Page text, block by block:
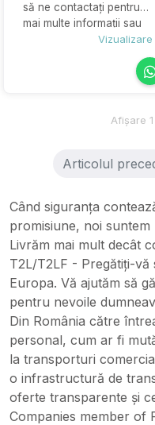
să ne contactați pentru
mai multe informații sau
pentru a face oVizualizare
Afișare
Articolul
Când siguranța
promisiune, noi
Livrăm mai mult decât
T2L/T2LF - Pregătiți-
Europa. Vă ajutăm să
pentru nevoile
Din România către
personal, cum ar fi
la transporturi
o infrastructură de
oferte transparente și
Companies member of